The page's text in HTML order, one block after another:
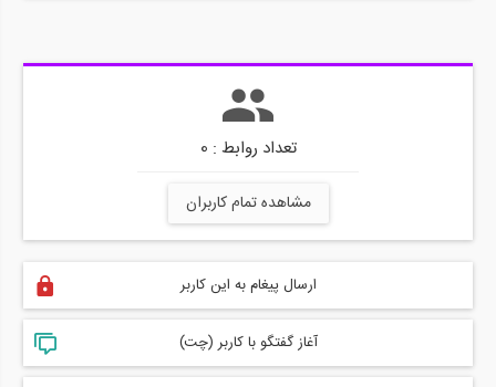
تعداد روابط : 0
مشاهده تمام کاربران
ارسال پیغام به این کاربر
آغاز گفتگو با کاربر (چت)